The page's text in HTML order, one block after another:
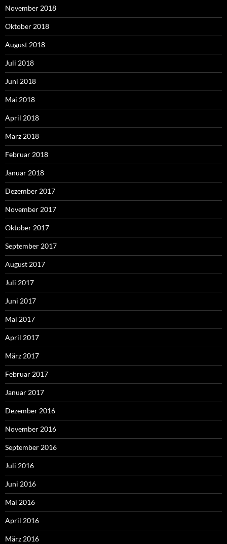
November 2018
Oktober 2018
August 2018
Juli 2018
Juni 2018
Mai 2018
April 2018
März 2018
Februar 2018
Januar 2018
Dezember 2017
November 2017
Oktober 2017
September 2017
August 2017
Juli 2017
Juni 2017
Mai 2017
April 2017
März 2017
Februar 2017
Januar 2017
Dezember 2016
November 2016
September 2016
Juli 2016
Juni 2016
Mai 2016
April 2016
März 2016